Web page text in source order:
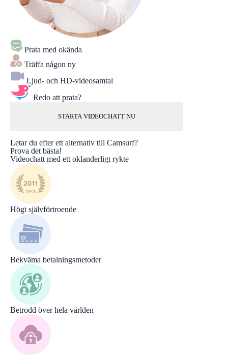
Prata med okända
Träffa någon ny
Ljud- och HD-videosamtal
Redo att prata?
STARTA VIDEOCHATT NU
Letar du efter ett alternativ till Camsurf?
Prova det bästa!
Videochatt med ett oklanderligt rykte
Högt självförtroende
Bekväma betalningsmetoder
Betrodd över hela världen